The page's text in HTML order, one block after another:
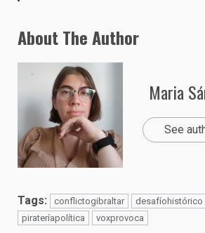
About The Author
Maria
See
Tags: conflictogibraltar desafíohistórico
pirateríapolítica
voxprovoca